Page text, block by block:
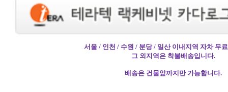
서울 / 인천 / 수원 / 분당 / 일산 이내지역 자차 무
그 외지역은 착불배송입니다.
배송은 건물앞까지만 가능합니다.